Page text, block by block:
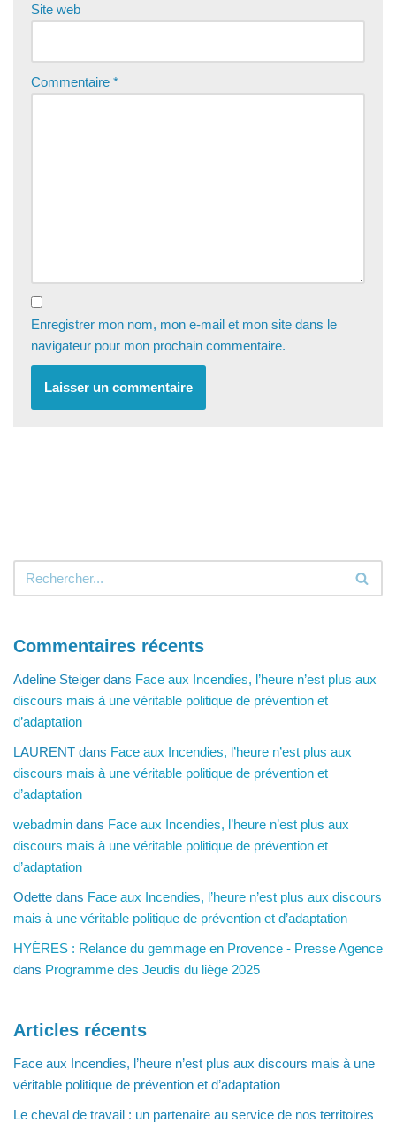
Site web
Commentaire *
Enregistrer mon nom, mon e-mail et mon site dans le
navigateur pour mon prochain commentaire.
Commentaires récents
Adeline Steiger dans Face aux Incendies, l’heure n’est plus aux
discours mais à une véritable politique de prévention et
d’adaptation
LAURENT dans Face aux Incendies, l’heure n’est plus aux
discours mais à une véritable politique de prévention et
d’adaptation
webadmin dans Face aux Incendies, l’heure n’est plus aux
discours mais à une véritable politique de prévention et
d’adaptation
Odette dans Face aux Incendies, l’heure n’est plus aux discours
mais à une véritable politique de prévention et d’adaptation
HYÈRES : Relance du gemmage en Provence - Presse Agence
dans Programme des Jeudis du liège 2025
Articles récents
Face aux Incendies, l’heure n’est plus aux discours mais à une
véritable politique de prévention et d’adaptation
Le cheval de travail : un partenaire au service de nos territoires